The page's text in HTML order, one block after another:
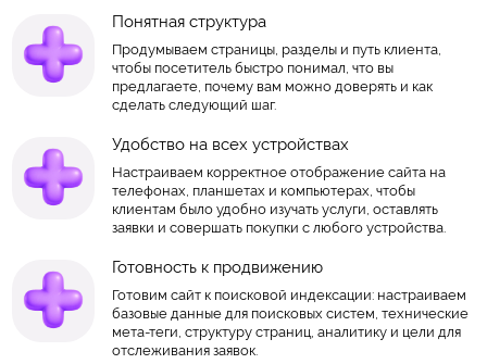
Понятная структура
Продумываем страницы, разделы и путь клиента,
чтобы посетитель быстро понимал, что вы
предлагаете, почему вам можно доверять и как
сделать следующий шаг.
Удобство на всех устройствах
Настраиваем корректное отображение сайта на
телефонах, планшетах и компьютерах, чтобы
клиентам было удобно изучать услуги, оставлять
заявки и совершать покупки с любого устройства.
Готовность к продвижению
Готовим сайт к поисковой индексации: настраиваем
базовые данные для поисковых систем, технические
мета-теги, структуру страниц, аналитику и цели для
отслеживания заявок.